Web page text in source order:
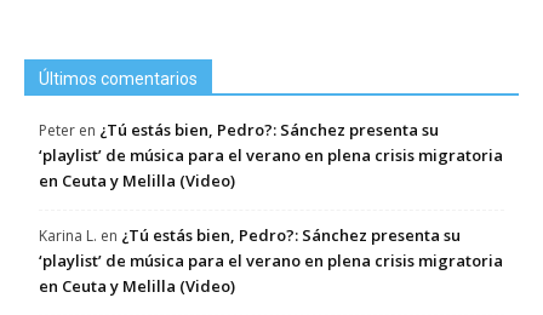
Últimos comentarios
Peter en ¿Tú estás bien, Pedro?: Sánchez presenta su
‘playlist’ de música para el verano en plena crisis migratoria
en Ceuta y Melilla (Video)
Karina L. en ¿Tú estás bien, Pedro?: Sánchez presenta su
‘playlist’ de música para el verano en plena crisis migratoria
en Ceuta y Melilla (Video)